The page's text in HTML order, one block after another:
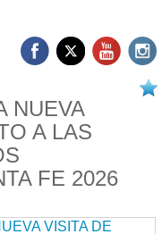
NUEVA
A LAS
FE 2026